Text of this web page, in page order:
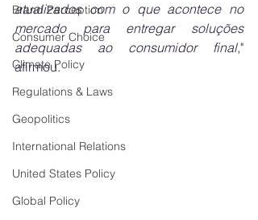
Brand Perception
Consumer Choice
Climate Policy
Regulations & Laws
Geopolitics
International Relations
United States Policy
Global Policy
atualizados com o que acontece no
mercado para entregar soluções
adequadas ao consumidor final,"
afirmou.